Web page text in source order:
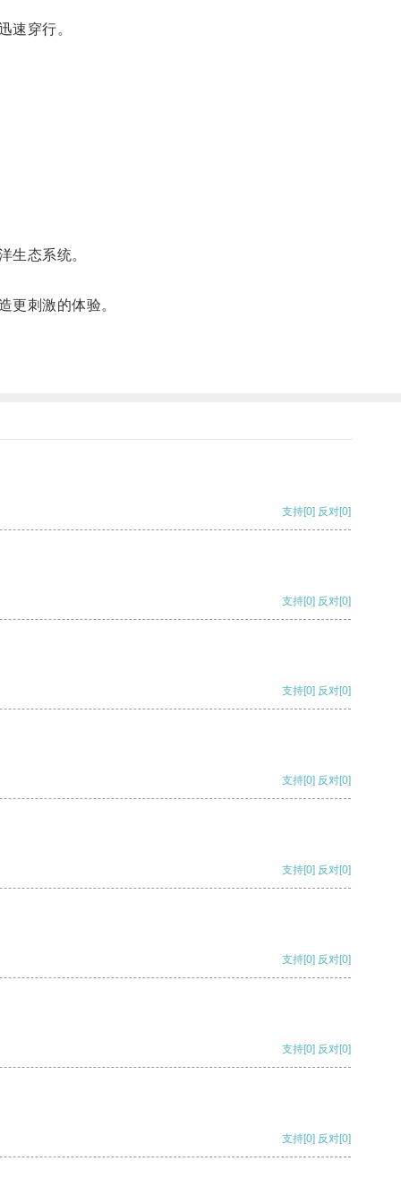
速穿行。
态系统。
刺激的体验。
支持[0] 反对[0]
支持[0] 反对[0]
支持[0] 反对[0]
支持[0] 反对[0]
支持[0] 反对[0]
支持[0] 反对[0]
支持[0] 反对[0]
支持[0] 反对[0]